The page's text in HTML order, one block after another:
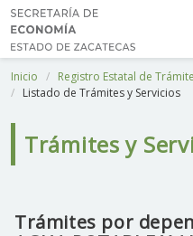
Inicio
Registro Estatal de
Listado de Trámites y Servicios
Trámites y
Trámites por